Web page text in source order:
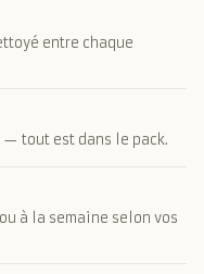
entre chaque
tout est dans le pack.
à la semaine selon vos